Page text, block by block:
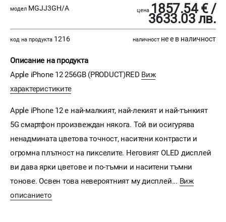
модел MGJJ3GH/A цена 1857.54 € /
3633.03 лв.
код на продукта 1216 наличност не е в наличност
Описание на продукта
Apple iPhone 12 256GB (PRODUCT)RED Виж
характеристиките
Apple iPhone 12 е най-малкият, най-лекият и най-тънкият
5G смартфон произвеждан някога. Той ви осигурява
ненадмината цветова точност, наситени контрасти и
огромна плътност на пикселите. Неговият OLED дисплей
ви дава ярки цветове и по-тъмни и наситени тъмни
тонове. Освен това невероятният му дисплей... Виж
описанието